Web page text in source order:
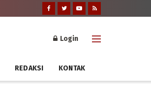
Login
REDAKSI KONTAK